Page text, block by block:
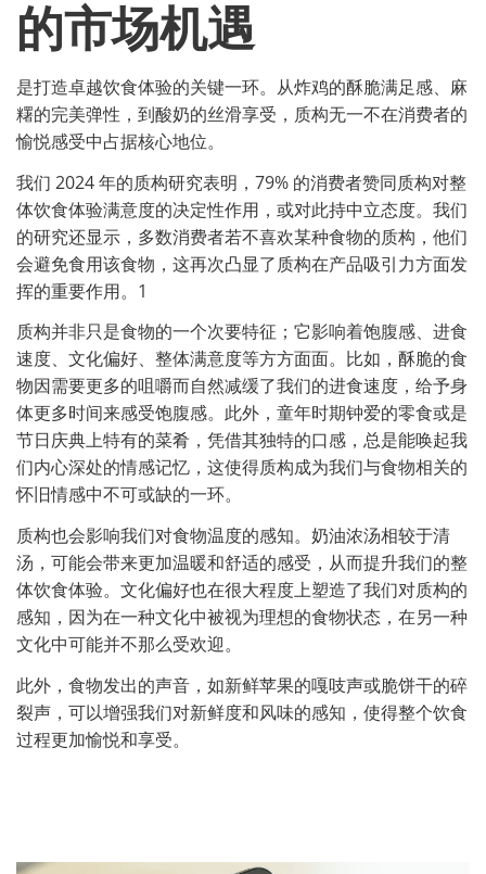
的市场机遇
是打造卓越饮食体验的关键一环。从炸鸡的酥脆满足感、麻
糬的完美弹性，到酸奶的丝滑享受，质构无一不在消费者的
愉悦感受中占据核心地位。
我们 2024 年的质构研究表明，79% 的消费者赞同质构对整
体饮食体验满意度的决定性作用，或对此持中立态度。我们
的研究还显示，多数消费者若不喜欢某种食物的质构，他们
会避免食用该食物，这再次凸显了质构在产品吸引力方面发
挥的重要作用。1
质构并非只是食物的一个次要特征；它影响着饱腹感、进食
速度、文化偏好、整体满意度等方方面面。比如，酥脆的食
物因需要更多的咀嚼而自然减缓了我们的进食速度，给予身
体更多时间来感受饱腹感。此外，童年时期钟爱的零食或是
节日庆典上特有的菜肴，凭借其独特的口感，总是能唤起我
们内心深处的情感记忆，这使得质构成为我们与食物相关的
怀旧情感中不可或缺的一环。
质构也会影响我们对食物温度的感知。奶油浓汤相较于清
汤，可能会带来更加温暖和舒适的感受，从而提升我们的整
体饮食体验。文化偏好也在很大程度上塑造了我们对质构的
感知，因为在一种文化中被视为理想的食物状态，在另一种
文化中可能并不那么受欢迎。
此外，食物发出的声音，如新鲜苹果的嘎吱声或脆饼干的碎
裂声，可以增强我们对新鲜度和风味的感知，使得整个饮食
过程更加愉悦和享受。